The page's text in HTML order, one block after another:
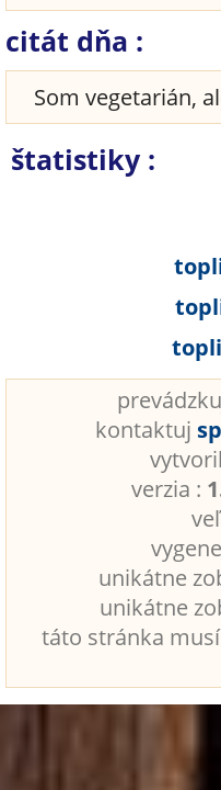
citát dňa :
Som vegetarián,
štatistiky :
kontaktuj
vytvoril
verzia :
unikátne
unikátne
táto stránka